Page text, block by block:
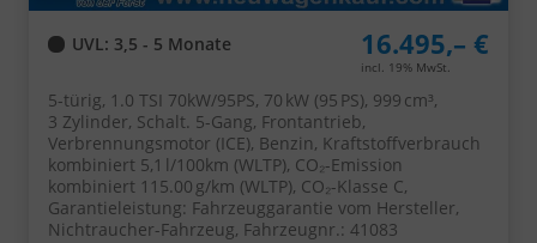
UVL: 3,5 - 5 Monate 16.495,– €
incl. 19% MwSt.
5-türig, 1.0 TSI 70kW/95PS, 70 kW (95 PS), 999 cm³,
3 Zylinder, Schalt. 5-Gang, Frontantrieb,
Verbrennungsmotor (ICE), Benzin, Kraftstoffverbrauch
kombiniert 5,1 l/100km (WLTP), CO₂-Emission
kombiniert 115.00 g/km (WLTP), CO₂-Klasse C,
Garantieleistung: Fahrzeuggarantie vom Hersteller,
Nichtraucher-Fahrzeug, Fahrzeugnr.: 41083